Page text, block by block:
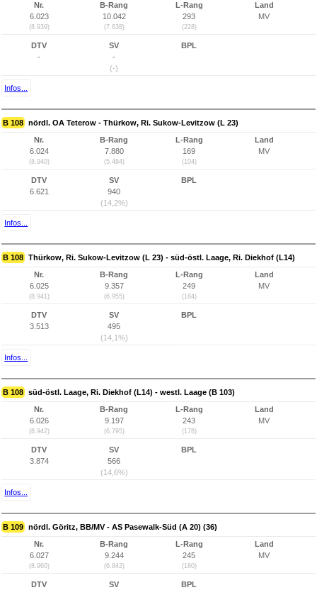
Nr.
6.023
(8.939)
B-Rang
10.042
(7.638)
L-Rang
293
(228)
Land
MV
DTV
-
SV
-
(-)
BPL
Infos...
B 108 nördl. OA Teterow - Thürkow, Ri. Sukow-Levitzow (L 23)
Nr.
6.024
(8.940)
B-Rang
7.880
(5.484)
L-Rang
169
(104)
Land
MV
DTV
6.621
SV
940
(14,2%)
BPL
Infos...
B 108 Thürkow, Ri. Sukow-Levitzow (L 23) - süd-östl. Laage, Ri. Diekhof (L14)
Nr.
6.025
(8.941)
B-Rang
9.357
(6.955)
L-Rang
249
(184)
Land
MV
DTV
3.513
SV
495
(14,1%)
BPL
Infos...
B 108 süd-östl. Laage, Ri. Diekhof (L14) - westl. Laage (B 103)
Nr.
6.026
(8.942)
B-Rang
9.197
(6.795)
L-Rang
243
(178)
Land
MV
DTV
3.874
SV
566
(14,6%)
BPL
Infos...
B 109 nördl. Göritz, BB/MV - AS Pasewalk-Süd (A 20) (36)
Nr.
6.027
(8.960)
B-Rang
9.244
(6.842)
L-Rang
245
(180)
Land
MV
DTV
SV
BPL